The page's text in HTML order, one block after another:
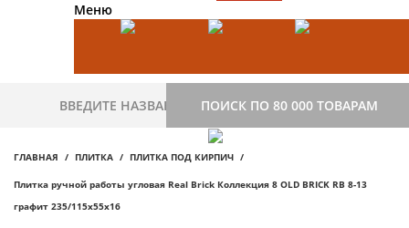
Меню
ПОИСК ПО 80 000 ТОВАРАМ
ГЛАВНАЯ ПЛИТКА ПЛИТКА ПОД КИРПИЧ
Плитка ручной работы угловая Real Brick Коллекция 8 OLD BRICK RB 8-13
графит 235/115х55х16